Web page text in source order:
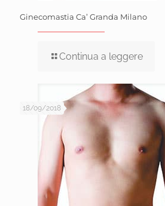
Ginecomastia Ca’ Granda Milano
Continua a leggere
18/09/2018